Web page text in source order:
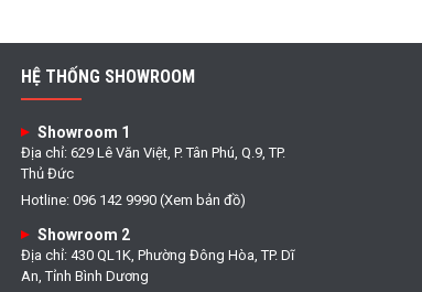
HỆ THỐNG SHOWROOM
Showroom 1
Địa chỉ: 629 Lê Văn Việt, P. Tân Phú, Q.9, TP.
Thủ Đức
Hotline: 096 142 9990 (Xem bản đồ)
Showroom 2
Địa chỉ: 430 QL1K, Phường Đông Hòa, TP. Dĩ
An, Tỉnh Bình Dương